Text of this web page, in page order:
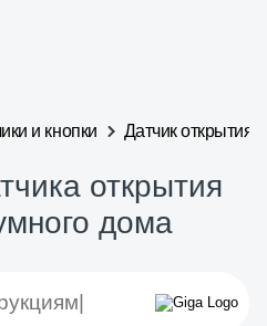
и кнопки Датчик открытия
открытия
дома